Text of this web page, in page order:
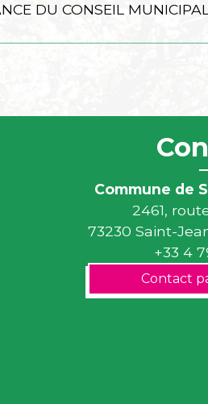
DU CONSEIL
Commune de
2461,
73230 Saint-
+33 4
Contact